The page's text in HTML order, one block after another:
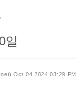
일
Oct 04 2024 03:29 PM